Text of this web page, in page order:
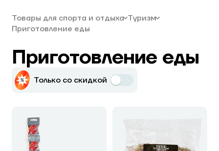
Товары для спорта и отдыха Туризм
Приготовление еды
Приготовление еды
Только со скидкой